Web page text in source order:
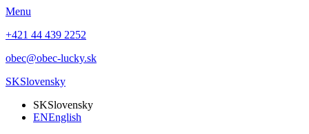
Menu
+421 44 439 2252
obec@obec-lucky.sk
SKSlovensky
SKSlovensky
ENEnglish